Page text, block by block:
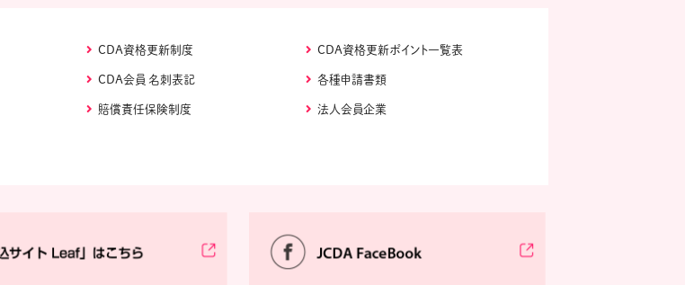
CDA資格更新制度 CDA資格更新ポイント一覧表
CDA会員 名刺表記 各種申請書類
賠償責任保険制度 法人会員企業